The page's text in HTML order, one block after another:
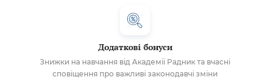
Додаткові бонуси
Знижки на навчання від Академії Радник та вчасні
сповіщення про важливі законодавчі зміни